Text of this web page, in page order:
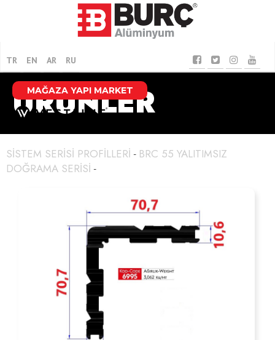
TR EN AR RU
MAĞAZA YAPI MARKET
ÜRÜNLER
SİSTEM SERİSİ PROFİLLERİ - BRC 55 YALITIMSIZ
DOĞRAMA SERİSİ -